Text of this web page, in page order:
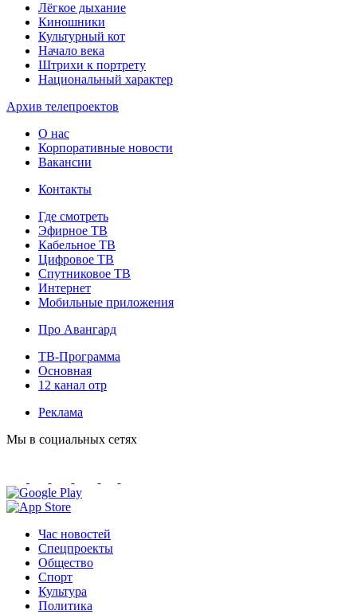
Лёгкое дыхание
Киношники
Культурный кот
Начало века
Штрихи к портрету
Национальный характер
Архив телепроектов
О нас
Корпоративные новости
Вакансии
Контакты
Где смотреть
Эфирное ТВ
Кабельное ТВ
Цифровое ТВ
Спутниковое ТВ
Интернет
Мобильные приложения
Про Авангард
ТВ-Программа
Основная
12 канал отр
Реклама
Мы в социальных сетях
Час новостей
Спецпроекты
Общество
Спорт
Культура
Политика